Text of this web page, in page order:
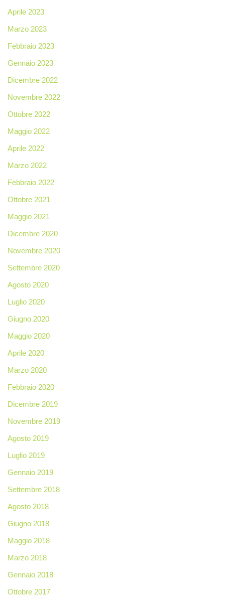
Aprile 2023
Marzo 2023
Febbraio 2023
Gennaio 2023
Dicembre 2022
Novembre 2022
Ottobre 2022
Maggio 2022
Aprile 2022
Marzo 2022
Febbraio 2022
Ottobre 2021
Maggio 2021
Dicembre 2020
Novembre 2020
Settembre 2020
Agosto 2020
Luglio 2020
Giugno 2020
Maggio 2020
Aprile 2020
Marzo 2020
Febbraio 2020
Dicembre 2019
Novembre 2019
Agosto 2019
Luglio 2019
Gennaio 2019
Settembre 2018
Agosto 2018
Giugno 2018
Maggio 2018
Marzo 2018
Gennaio 2018
Ottobre 2017